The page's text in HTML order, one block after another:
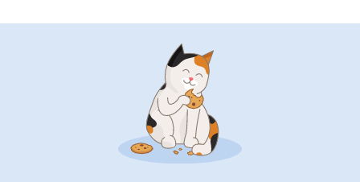
Olemme täällä sinun vuoksesi
Tilaa uutiskirje